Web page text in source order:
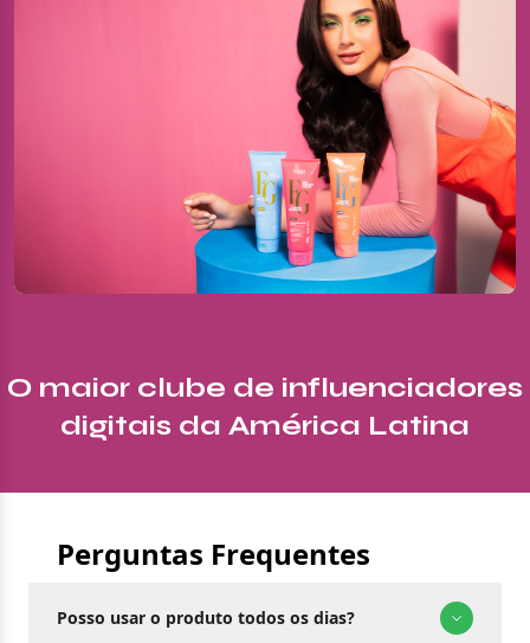
O maior clube de influenciadores
digitais da América Latina
Perguntas Frequentes
Posso usar o produto todos os dias?